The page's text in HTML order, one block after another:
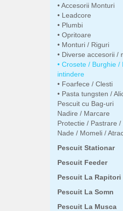
Accesorii Monturi
Leadcore
Plumbi
Opritoare
Monturi / Riguri
Diverse accesorii /
Crosete / Burghie /
intindere
Foarfece / Clesti
Pasta tungsten /
Pescuit cu Bag-uri
Nadire / Marcare
Protectie / Pastrare /
Nade / Momeli /
Pescuit Stationar
Pescuit Feeder
Pescuit La Rapitori
Pescuit La Somn
Pescuit La Musca